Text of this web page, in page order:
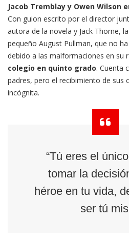
Jacob Tremblay y Owen Wilson
Con guion escrito por el director
autora de la novela y Jack Thorne,
pequeño August Pullman, que no
debido a las malformaciones en su
colegio en quinto grado. Cuenta
padres, pero el recibimiento de sus
incógnita.
“Tú eres el
tomar la
héroe en tu vida,
ser tú